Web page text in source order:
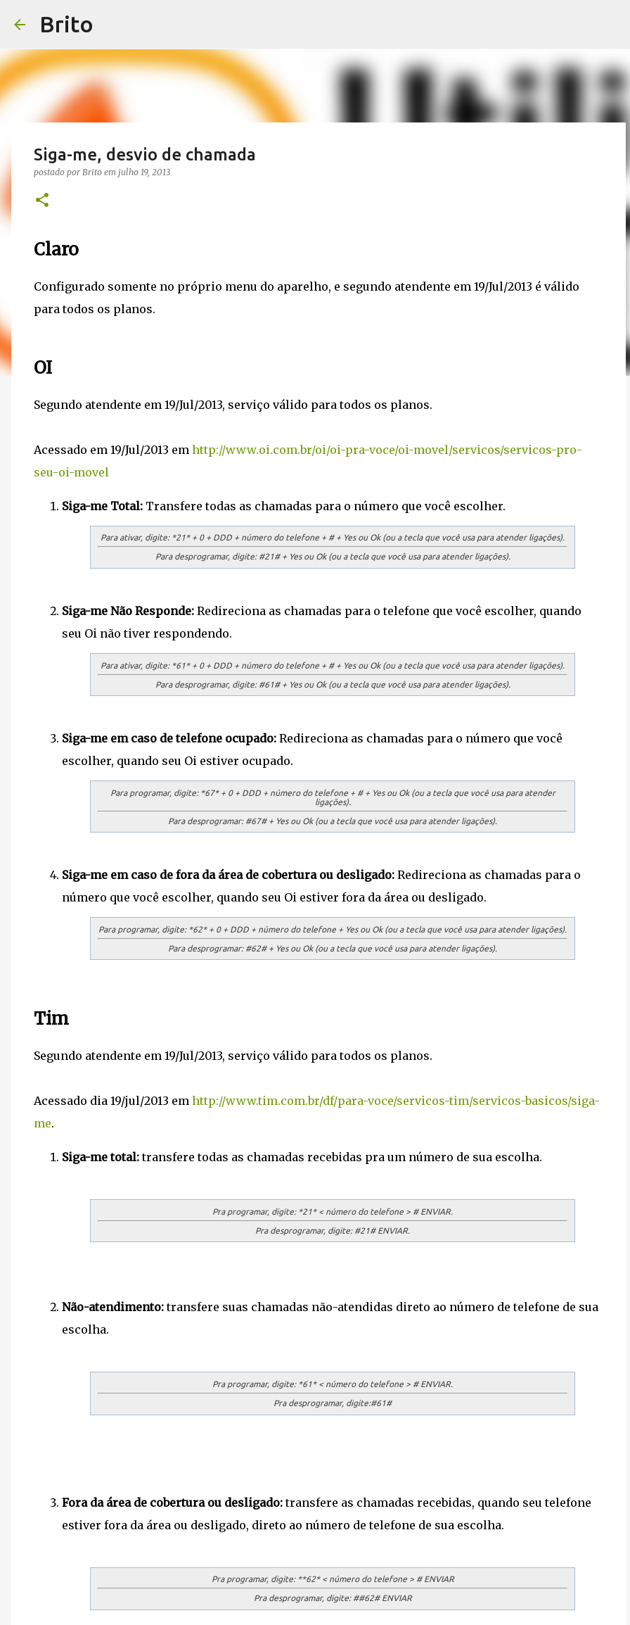
Brito
Siga-me, desvio de chamada
postado por Brito em julho 19, 2013
Claro
Configurado somente no próprio menu do aparelho, e segundo atendente em 19/Jul/2013 é válido
para todos os planos.
OI
Segundo atendente em 19/Jul/2013, serviço válido para todos os planos.
Acessado em 19/Jul/2013 em http://www.oi.com.br/oi/oi-pra-voce/oi-movel/servicos/servicos-pro-
seu-oi-movel
Siga-me Total: Transfere todas as chamadas para o número que você escolher.
Para ativar, digite:*21* + 0 + DDD + número do telefone + # + Yes ou Ok (ou a tecla que você usa para atender ligações).
Para desprogramar, digite:#21# + Yes ou Ok (ou a tecla que você usa para atender ligações).
Siga-me Não Responde: Redireciona as chamadas para o telefone que você escolher, quando
seu Oi não tiver respondendo.
Para ativar, digite:*61* + 0 + DDD + número do telefone + # + Yes ou Ok (ou a tecla que você usa para atender ligações).
Para desprogramar, digite:#61# + Yes ou Ok (ou a tecla que você usa para atender ligações).
Siga-me em caso de telefone ocupado: Redireciona as chamadas para o número que você
escolher, quando seu Oi estiver ocupado.
Para programar, digite:*67* + 0 + DDD + número do telefone + # + Yes ou Ok (ou a tecla que você usa para atender
ligações).
Para desprogramar:#67# + Yes ou Ok (ou a tecla que você usa para atender ligações).
Siga-me em caso de fora da área de cobertura ou desligado: Redireciona as chamadas para o
número que você escolher, quando seu Oi estiver fora da área ou desligado.
Para programar, digite:*62* + 0 + DDD + número do telefone + Yes ou Ok (ou a tecla que você usa para atender ligações).
Para desprogramar:#62# + Yes ou Ok (ou a tecla que você usa para atender ligações).
Tim
Segundo atendente em 19/Jul/2013, serviço válido para todos os planos.
Acessado dia 19/jul/2013 em http://www.tim.com.br/df/para-voce/servicos-tim/servicos-basicos/siga-
me.
Siga-me total:transfere todas as chamadas recebidas pra um número de sua escolha.
Pra programar, digite:*21* < número do telefone > # ENVIAR.
Pra desprogramar, digite:#21# ENVIAR.
Não-atendimento:transfere suas chamadas não-atendidas direto ao número de telefone de sua
escolha.
Pra programar, digite:*61* < número do telefone > # ENVIAR.
Pra desprogramar, digite:#61#
Fora da área de cobertura ou desligado:transfere as chamadas recebidas, quando seu telefone
estiver fora da área ou desligado, direto ao número de telefone de sua escolha.
Pra programar, digite:**62* < número do telefone > # ENVIAR
Pra desprogramar, digite:##62# ENVIAR